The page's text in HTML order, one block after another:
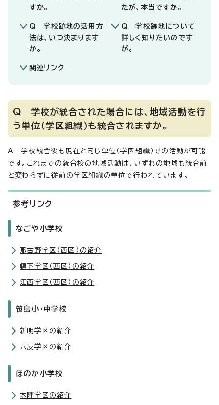
すか。
たが、本当ですか。
Q 学校跡地の活用方
法は、いつ決まります
か。
Q 学校跡地について
詳しく知りたいのです
が。
関連リンク
Q 学校が統合された場合には、地域活動を行
う単位（学区組織）も統合されますか。
A 学校統合後も現在と同じ単位（学区組織）での活動が可能
です。これまでの統合校の地域活動は、いずれの地域も統合前
と変わらずに従前の学区組織の単位で行われています。
参考リンク
なごや小学校
那古野学区（西区）の紹介
幅下学区（西区）の紹介
江西学区（西区）の紹介
笹島小・中学校
新明学区の紹介
六反学区の紹介
ほのか小学校
本陣学区の紹介